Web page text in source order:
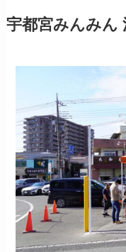
宇都宮みんみん